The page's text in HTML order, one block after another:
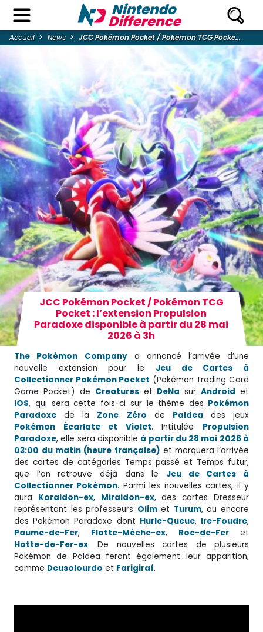
Accueil News JCC Pokémon Pocket / Pokémon TCG Pocke...
JCC Pokémon Pocket / Pokémon TCG
Pocket : l’extension Propulsion
Paradoxe disponible à partir du 28 mai
2026 à 3h
The Pokémon Company a annoncé l’arrivée d’une
nouvelle extension pour le Jeu de Cartes à
Collectionner Pokémon Pocket (Pokémon Trading Card
Game Pocket) de Creatureset DeNa surAndroid et
iOS, qui sera cette fois-ci sur le thème des Pokémon
Paradoxe de la Zone Zéro de Paldea des jeux
Pokémon Écarlate et Violet. Intitulée Propulsion
Paradoxe, elle sera disponible à partir du 28 mai 2026 à
03:00 du matin (heure française) et marquera l’arrivée
des cartes de catégories Temps passé et Temps futur,
que l’on retrouve déjà dans le Jeu de Cartes à
Collectionner Pokémon. Parmi les nouvelles cartes, il y
aura Koraidon-ex, Miraidon-ex, des cartes Dresseur
représentant les professeurs Olimet Turum, ou encore
des Pokémon Paradoxe dont Hurle-Queue, Ire-Foudre,
Paume-de-Fer, Flotte-Mèche-ex, Roc-de-Fer et
Hotte-de-Fer-ex. De nouvelles cartes de plusieurs
Pokémon de Paldea feront également leur apparition,
comme Deusolourdo et Farigiraf.